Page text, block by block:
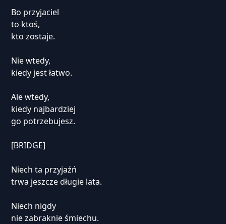
Bo przyjaciel
to ktoś,
kto zostaje.
Nie wtedy,
kiedy jest łatwo.
Ale wtedy,
kiedy najbardziej
go potrzebujesz.
[BRIDGE]
Niech ta przyjaźń
trwa jeszcze długie lata.
Niech nigdy
nie zabraknie śmiechu.